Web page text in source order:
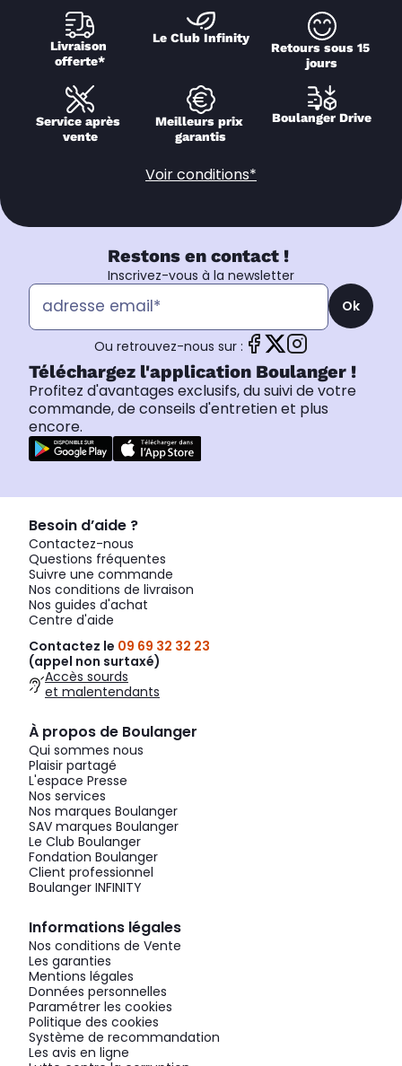
Livraison
offerte*
Le Club Infinity
Retours sous 15
jours
Service après
vente
Meilleurs prix
garantis
Boulanger Drive
Voir conditions*
Restons en contact !
Inscrivez-vous à la newsletter
Ok
Ou retrouvez-nous sur :
Téléchargez l'application Boulanger !
Profitez d'avantages exclusifs, du suivi de votre
commande, de conseils d'entretien et plus
encore.
Besoin d’aide ?
Contactez-nous
Questions fréquentes
Suivre une commande
Nos conditions de livraison
Nos guides d'achat
Centre d'aide
Contactez le 09 69 32 32 23
(appel non surtaxé)
Accès sourds
et malentendants
À propos de Boulanger
Qui sommes nous
Plaisir partagé
L'espace Presse
Nos services
Nos marques Boulanger
SAV marques Boulanger
Le Club Boulanger
Fondation Boulanger
Client professionnel
Boulanger INFINITY
Informations légales
Nos conditions de Vente
Les garanties
Mentions légales
Données personnelles
Paramétrer les cookies
Politique des cookies
Système de recommandation
Les avis en ligne